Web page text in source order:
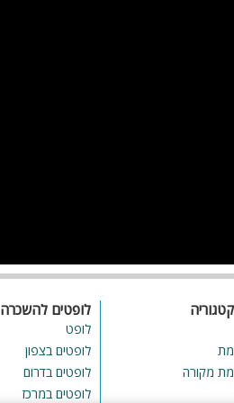
מקורה
לופטים להשכרה
לופט
לופטים בצפון
לופטים בדרום
לופטים במרכז